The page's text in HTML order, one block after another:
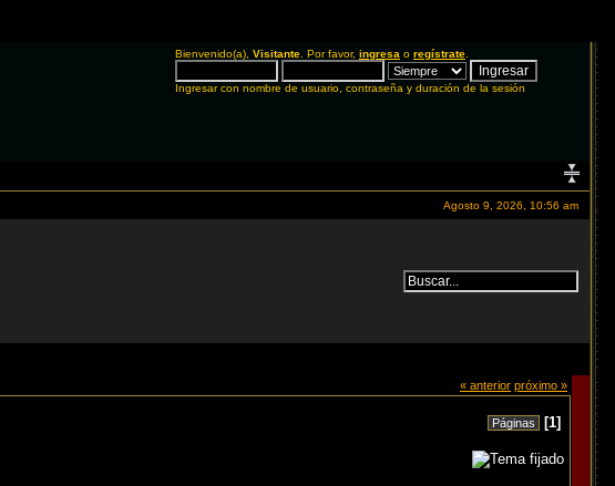
Bienvenido(a), Visitante . Por favor, ingresa o regístrate
Ingresar con nombre de usuario, contraseña y duración de la sesión
Agosto 9, 2026, 10:56 am
« anterior próximo »
Páginas [1]